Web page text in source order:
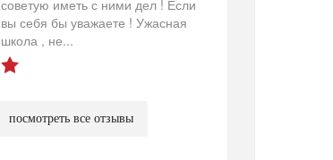
советую иметь с ними дел ! Если
вы себя бы уважаете ! Ужасная
школа , не...
посмотреть все отзывы